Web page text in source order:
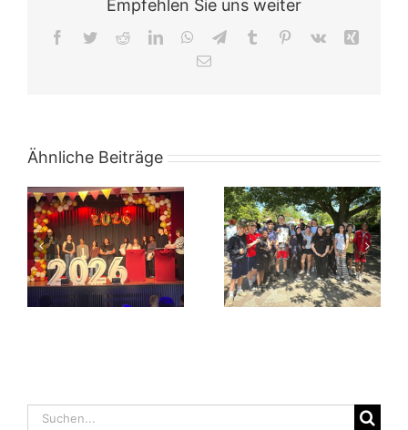
Empfehlen Sie uns weiter
Facebook
TwitterRedditLinkedInWhatsApp
TelegramTumblr Pinterest
Vk
E-
Ähnliche Beiträge
Suche